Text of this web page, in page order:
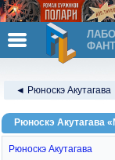
◄ Рюноскэ Акутагава
Рюноскэ Акутагава
Рюноскэ Акутагава